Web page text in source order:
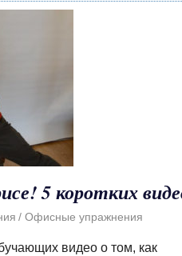
5 коротких
Офисные упражнения
видео о том, как